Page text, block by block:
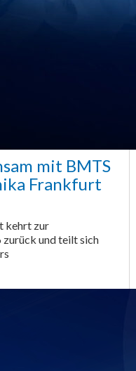
mit BMTS
Frankfurt
kehrt zur
und teilt sich